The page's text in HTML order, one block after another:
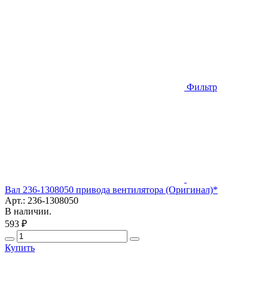
Фильтр
Вал 236-1308050 привода вентилятора (Оригинал)*
Арт.: 236-1308050
В наличии.
593 ₽
Купить